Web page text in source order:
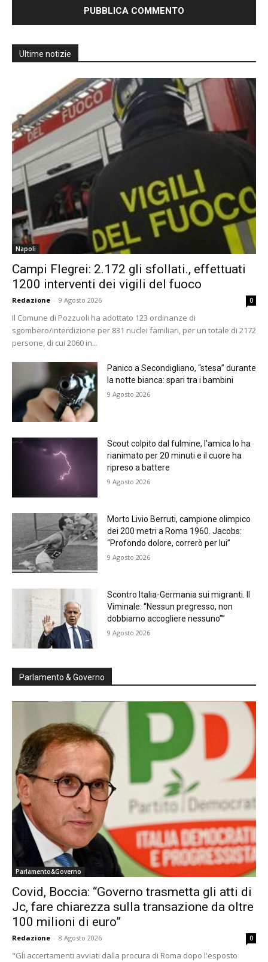
Ultime notizie
Napoli
Campi Flegrei: 2.172 gli sfollati., effettuati
1200 interventi dei vigili del fuoco
Redazione - 9 Agosto 2026 0
Il Comune di Pozzuoli ha adottato 123 ordinanze di
sgombero/interdizione per 831 nuclei familiari, per un totale di 2172
persone, di cui 2060 in...
Panico a Secondigliano, “stesa” durante
la notte bianca: spari tra i bambini
9 Agosto 2026
Scout colpito dal fulmine, l’amica lo ha
rianimato per 20 minuti e il cuore ha
ripreso a battere
9 Agosto 2026
Morto Livio Berruti, campione olimpico
dei 200 metri a Roma 1960. Jacobs:
“Profondo dolore, correrò per lui”
9 Agosto 2026
Scontro Italia-Germania sui migranti. Il
Viminale: “Nessun pregresso, non
dobbiamo accogliere nessuno””
9 Agosto 2026
Parlamento & Governo
Parlamento&Governo
Covid, Boccia: “Governo trasmetta gli atti di
Jc, fare chiarezza sulla transazione da oltre
100 milioni di euro”
Redazione - 8 Agosto 2026 0
"Gli accertamenti avviati dalla procura di Roma dopo l'esposto